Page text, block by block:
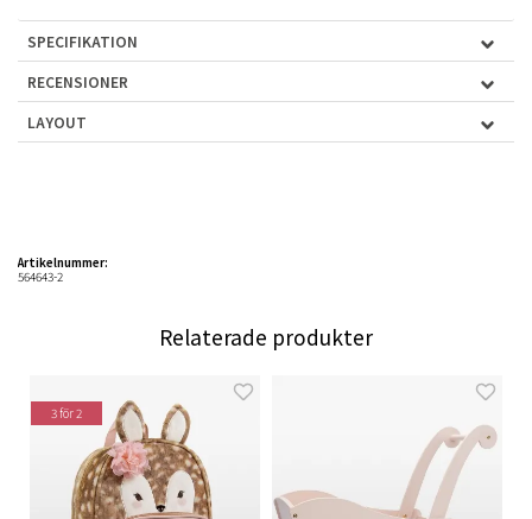
SPECIFIKATION
RECENSIONER
LAYOUT
Artikelnummer:
564643-2
Relaterade produkter
3 för 2